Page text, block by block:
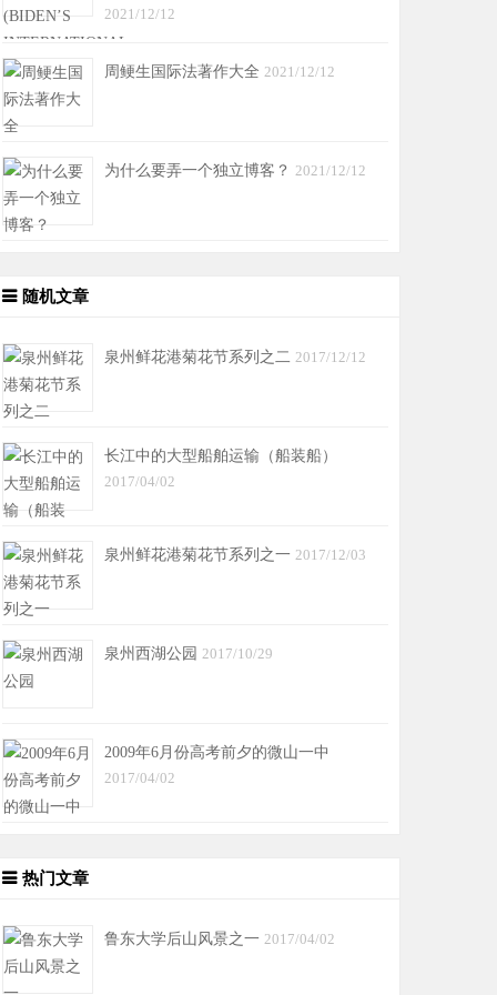
2021/12/12
周鲠生国际法著作大全 2021/12/12
为什么要弄一个独立博客？ 2021/12/12
随机文章
泉州鲜花港菊花节系列之二 2017/12/12
长江中的大型船舶运输（船装船）
2017/04/02
泉州鲜花港菊花节系列之一 2017/12/03
泉州西湖公园 2017/10/29
2009年6月份高考前夕的微山一中
2017/04/02
热门文章
鲁东大学后山风景之一 2017/04/02